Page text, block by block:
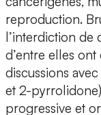
reproduction.
l’interdiction de
d’entre elles ont
discussions
et 2-
progressive et